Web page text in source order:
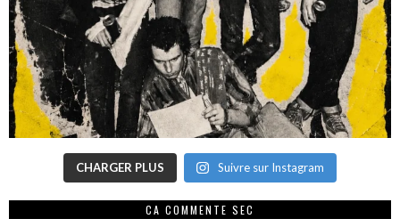
CHARGER PLUS Suivre sur Instagram
CA COMMENTE SEC